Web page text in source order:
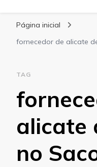
Página inicial
fornecedor de alicate
TAG
alicate
no